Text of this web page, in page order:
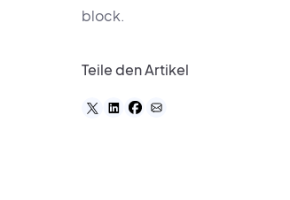
block.
Teile den Artikel